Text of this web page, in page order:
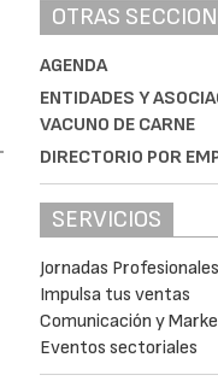
OTRAS
AGENDA
ENTIDADES Y
VACUNO DE CARNE
DIRECTORIO POR
SERVICIOS
Jornadas Profesionales
Impulsa tus ventas
Comunicación y
Eventos sectoriales